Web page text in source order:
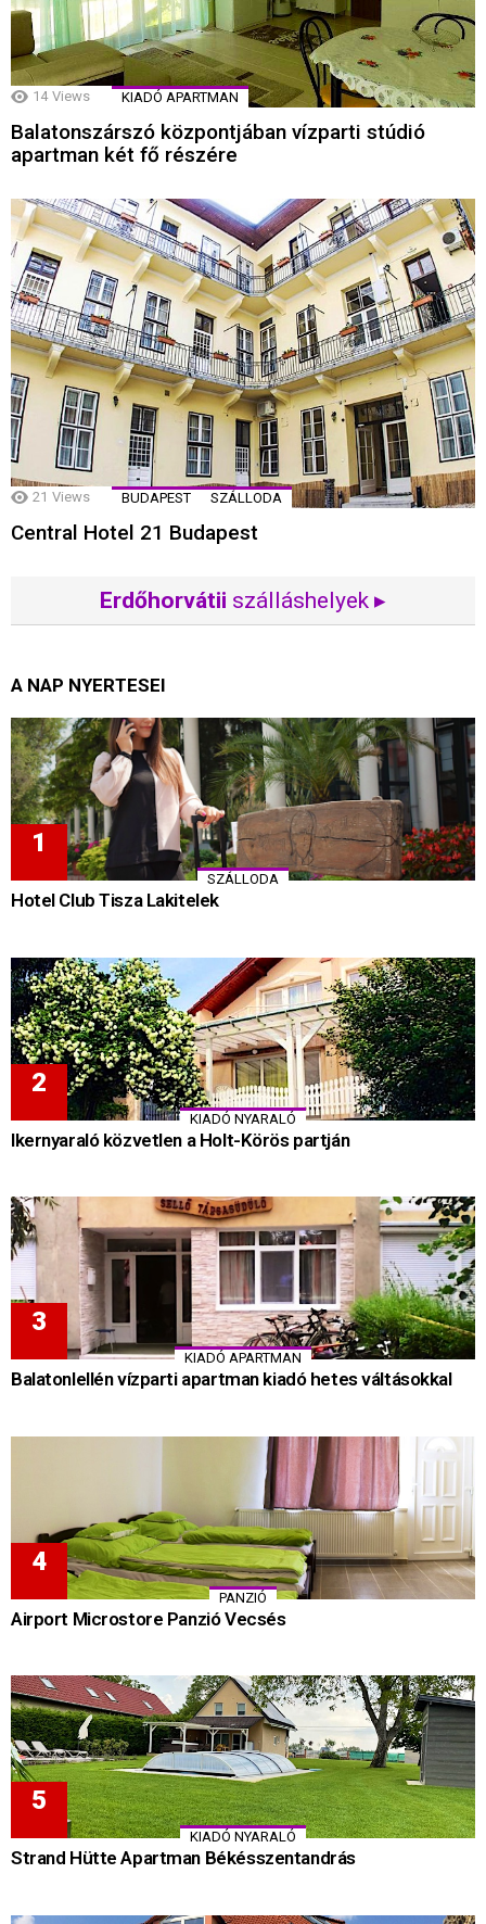
14 Views KIADÓ APARTMAN
Balatonszárszó központjában vízparti stúdió
apartman két fő részére
21 Views BUDAPEST SZÁLLODA
Central Hotel 21 Budapest
Erdőhorvátii szálláshelyek ▸
A NAP NYERTESEI
SZÁLLODA
Hotel Club Tisza Lakitelek
KIADÓ NYARALÓ
Ikernyaraló közvetlen a Holt-Körös partján
KIADÓ APARTMAN
Balatonlellén vízparti apartman kiadó hetes váltásokkal
PANZIÓ
Airport Microstore Panzió Vecsés
KIADÓ NYARALÓ
Strand Hütte Apartman Békésszentandrás